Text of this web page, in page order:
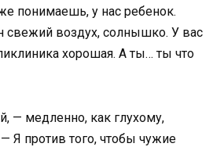
понимаешь, у нас ребенок.
свежий воздух, солнышко. У вас
хорошая. А ты… ты что
— медленно, как глухому,
Я против того, чтобы чужие